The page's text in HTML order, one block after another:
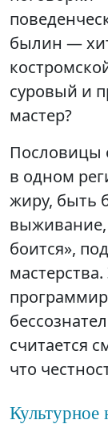
былин —
суровый и
мастер?
Пословицы
в одном
жиру, быть
выживание,
боится»,
считается
что
Культурное